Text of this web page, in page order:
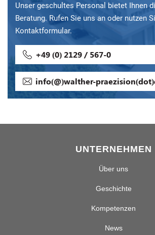
Unser geschultes Personal bietet Ihnen
Beratung. Rufen Sie uns an oder nutzen
Kontaktformular.
+49 (0) 2129 / 567-0
info(@)walther-
UNTERNEHMEN
Über uns
Geschichte
Kompetenzen
News